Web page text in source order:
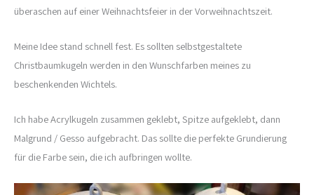
überaschen auf einer Weihnachtsfeier in der Vorweihnachtszeit.
Meine Idee stand schnell fest. Es sollten selbstgestaltete
Christbaumkugeln werden in den Wunschfarben meines zu
beschenkenden Wichtels.
Ich habe Acrylkugeln zusammen geklebt, Spitze aufgeklebt, dann
Malgrund / Gesso aufgebracht. Das sollte die perfekte Grundierung
für die Farbe sein, die ich aufbringen wollte.